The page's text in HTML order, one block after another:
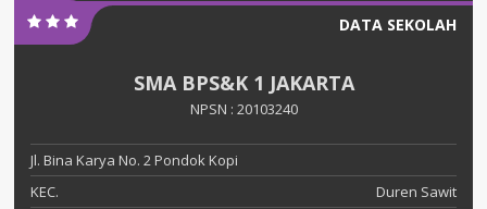
DATA SEKOLAH
SMA BPS&K 1 JAKARTA
NPSN : 20103240
Jl. Bina Karya No. 2 Pondok Kopi
KEC.
Duren Sawit